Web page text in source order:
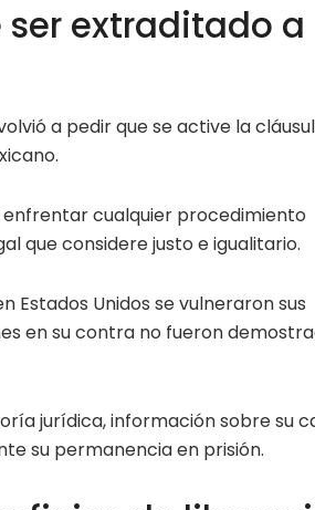
extraditado a
a pedir que se active la
cualquier procedimiento
que considere justo e igualitario.
Estados Unidos se vulneraron sus
en su contra no fueron
jurídica, información sobre su
su permanencia en prisión.